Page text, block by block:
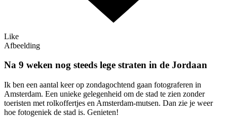
Like
Afbeelding
Na 9 weken nog steeds lege straten in de Jordaan
Ik ben een aantal keer op zondagochtend gaan fotograferen in
Amsterdam. Een unieke gelegenheid om de stad te zien zonder
toeristen met rolkoffertjes en Amsterdam-mutsen. Dan zie je weer
hoe fotogeniek de stad is. Genieten!